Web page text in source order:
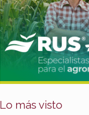
Lo más visto